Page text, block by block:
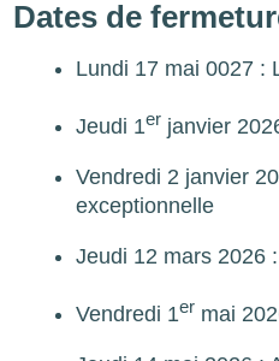
Dates de
Lundi 17 mai 0027 :
Jeudi 1er janvier
Vendredi 2 janvier
exceptionnelle
Jeudi 12 mars 2026
Vendredi 1er mai